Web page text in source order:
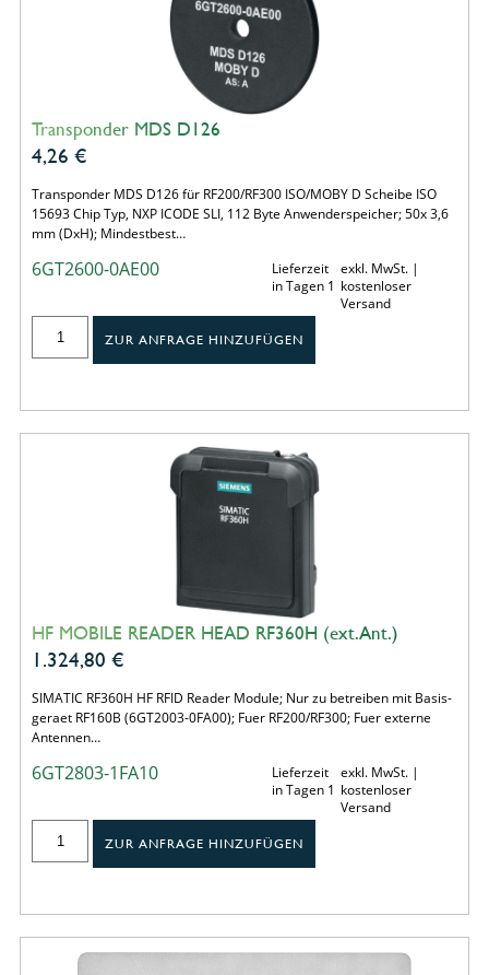
Transponder MDS D126
4,26 €
Transponder MDS D126 für RF200/RF300 ISO/MOBY D Scheibe ISO
15693 Chip Typ, NXP ICODE SLI, 112 Byte Anwenderspeicher; 50x 3,6
mm (DxH); Mindestbest…
6GT2600-0AE00
Lieferzeit
in Tagen 1
exkl. MwSt. |
kostenloser
Versand
ZUR ANFRAGE HINZUFÜGEN
HF MOBILE READER HEAD RF360H (ext.Ant.)
1.324,80 €
SIMATIC RF360H HF RFID Reader Module; Nur zu betreiben mit Basis-
geraet RF160B (6GT2003-0FA00); Fuer RF200/RF300; Fuer externe
Antennen…
6GT2803-1FA10
Lieferzeit
in Tagen 1
exkl. MwSt. |
kostenloser
Versand
ZUR ANFRAGE HINZUFÜGEN